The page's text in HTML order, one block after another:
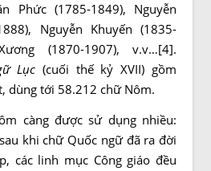
Phức (1785-1849), Nguyễn
Nguyễn Khuyến (1835-
(1870-1907), v.v…[4].
Lục (cuối thế kỷ XVII) gồm
dùng tới 58.212 chữ Nôm.
càng được sử dụng nhiều:
khi chữ Quốc ngữ đã ra đời
các linh mục Công giáo đều